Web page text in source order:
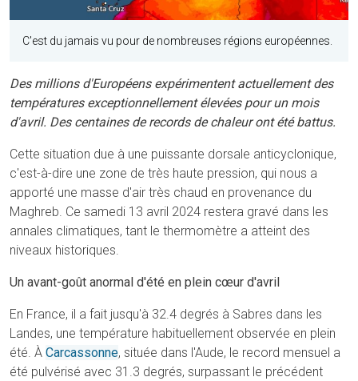
C'est du jamais vu pour de nombreuses régions européennes.
Des millions d'Européens expérimentent actuellement des
températures exceptionnellement élevées pour un mois
d'avril. Des centaines de records de chaleur ont été battus.
Cette situation due à une puissante dorsale anticyclonique,
c'est-à-dire une zone de très haute pression, qui nous a
apporté une masse d'air très chaud en provenance du
Maghreb. Ce samedi 13 avril 2024 restera gravé dans les
annales climatiques, tant le thermomètre a atteint des
niveaux historiques.
Un avant-goût anormal d'été en plein cœur d'avril
En France, il a fait jusqu'à 32.4 degrés à Sabres dans les
Landes, une température habituellement observée en plein
été. À Carcassonne, située dans l'Aude, le record mensuel a
été pulvérisé avec 31.3 degrés, surpassant le précédent